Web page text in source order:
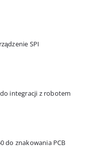
SPI
do integracji z robotem
do znakowania PCB